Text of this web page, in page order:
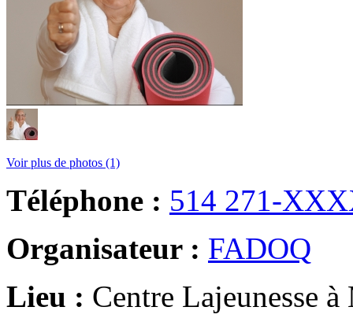
Voir plus de photos (1)
Téléphone : 514 271-
Organisateur : FADOQ
Lieu : Centre Lajeunesse